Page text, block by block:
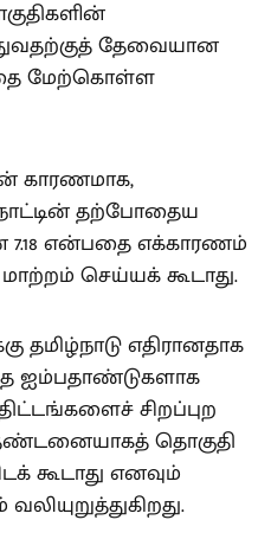
தேவையான
மேற்கொள்ள
காரணமாக,
தற்போதைய
7.18 என்பதை எக்காரணம்
செய்யக் கூடாது.
தமிழ்நாடு எதிரானதாக
ஐம்பதாண்டுகளாக
சிறப்புற
தொகுதி
கூடாது எனவும்